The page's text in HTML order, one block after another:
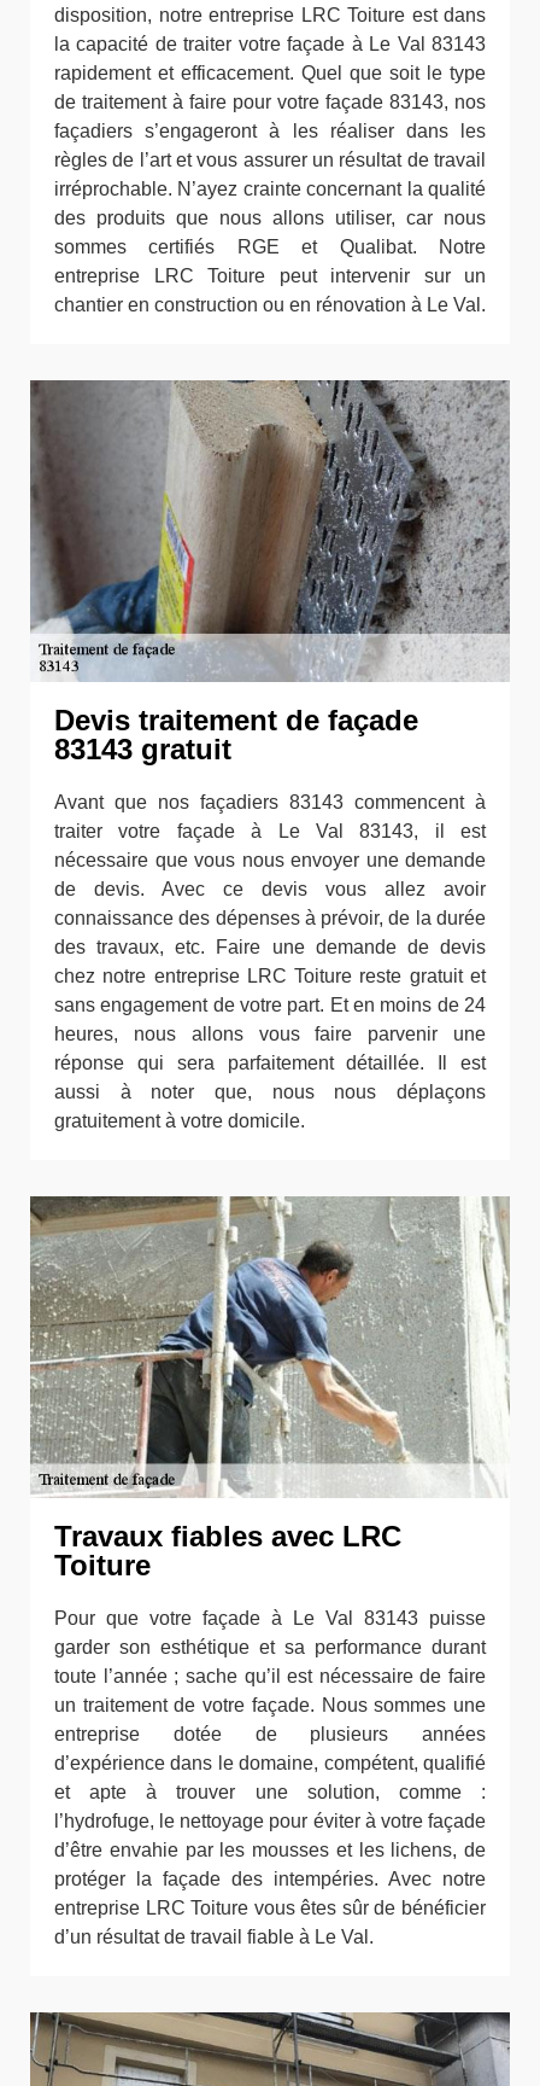
disposition, notre entreprise LRC Toiture est dans
la capacité de traiter votre façade à Le Val 83143
rapidement et efficacement. Quel que soit le type
de traitement à faire pour votre façade 83143, nos
façadiers s’engageront à les réaliser dans les
règles de l’art et vous assurer un résultat de travail
irréprochable. N’ayez crainte concernant la qualité
des produits que nous allons utiliser, car nous
sommes certifiés RGE et Qualibat. Notre
entreprise LRC Toiture peut intervenir sur un
chantier en construction ou en rénovation à Le Val.
Devis traitement de façade
83143 gratuit
Avant que nos façadiers 83143 commencent à
traiter votre façade à Le Val 83143, il est
nécessaire que vous nous envoyer une demande
de devis. Avec ce devis vous allez avoir
connaissance des dépenses à prévoir, de la durée
des travaux, etc. Faire une demande de devis
chez notre entreprise LRC Toiture reste gratuit et
sans engagement de votre part. Et en moins de 24
heures, nous allons vous faire parvenir une
réponse qui sera parfaitement détaillée. Il est
aussi à noter que, nous nous déplaçons
gratuitement à votre domicile.
Travaux fiables avec LRC
Toiture
Pour que votre façade à Le Val 83143 puisse
garder son esthétique et sa performance durant
toute l’année ; sache qu’il est nécessaire de faire
un traitement de votre façade. Nous sommes une
entreprise dotée de plusieurs années
d’expérience dans le domaine, compétent, qualifié
et apte à trouver une solution, comme :
l’hydrofuge, le nettoyage pour éviter à votre façade
d’être envahie par les mousses et les lichens, de
protéger la façade des intempéries. Avec notre
entreprise LRC Toiture vous êtes sûr de bénéficier
d’un résultat de travail fiable à Le Val.